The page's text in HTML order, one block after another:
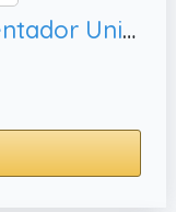
DIKEBAO Termopar Calentador Universal 1500mm Termopar Universal de Gas Calentador Termopares Estufa de Gas Adaptadores para Horno Nevera de Gas Termo Gas Butano Calentador de Gas + 5 x Tuercas